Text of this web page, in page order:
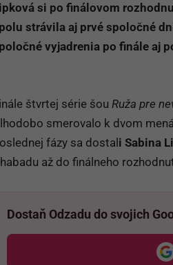
si po finálovom
strávila aj prvé spoločné
vyjadrenia po finále aj
štvrtej série šou Ruža pre
smerovalo k dvom
fázy sa dostali Sabina
až do finálneho
Dostaň Odzadu do svojich